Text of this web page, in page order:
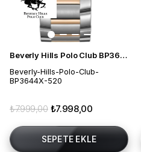
Beverly Hills Polo Club BP3644X.520 Kadın Kol Saati
Beverly-Hills-Polo-Club-
BP3644X-520
₺7.998,00
₺7.999,00
SEPETE EKLE